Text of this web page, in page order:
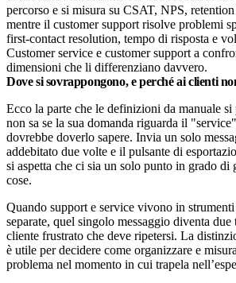
Customer service e customer support a
dimensioni che li differenziano davvero.
Dove si sovrappongono, e perché ai clienti
Ecco la parte che le definizioni da manuale
non sa se la sua domanda riguarda il
dovrebbe doverlo sapere. Invia un solo
addebitato due volte e il pulsante di
si aspetta che ci sia un solo punto in grado di
cose.
Quando support e service vivono in
separate, quel singolo messaggio diventa due
cliente frustrato che deve ripetersi. La
è utile per decidere come organizzare e
problema nel momento in cui trapela